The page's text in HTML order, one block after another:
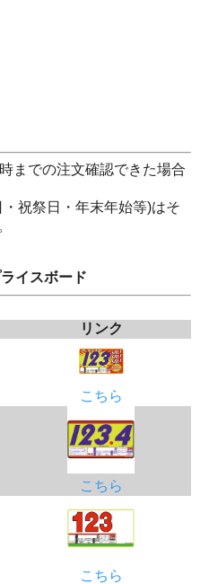
までの注文確認できた場合
祝祭日・年末年始等)はそ
イスボード
リンク
こちら
こちら
こちら